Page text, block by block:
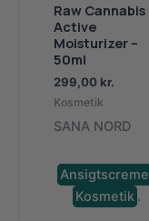
Raw Cannabis
Active
Moisturizer –
50ml
299,00 kr.
Kosmetik
SANA NORD
Ansigtscreme
Kosmetik .